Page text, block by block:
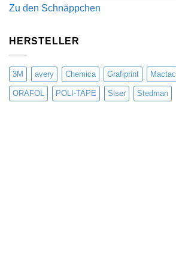
Zu den Schnäppchen
HERSTELLER
3M avery Chemica Grafiprint Mactac
ORAFOL POLI-TAPE Siser Stedman